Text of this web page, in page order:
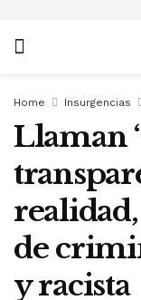
Home Insurgencias
Llaman
de
y racista